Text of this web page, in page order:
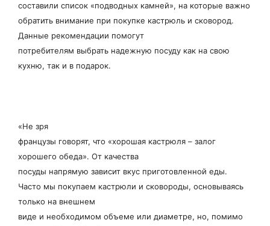
составили список «подводных камней», на которые важно
обратить внимание при покупке кастрюль и сковород.
Данные рекомендации помогут
потребителям выбрать надежную посуду как на свою
кухню, так и в подарок.
«Не зря
французы говорят, что «хорошая кастрюля – залог
хорошего обеда». От качества
посуды напрямую зависит вкус приготовленной еды.
Часто мы покупаем кастрюли и сковороды, основываясь
только на внешнем
виде и необходимом объеме или диаметре, но, помимо